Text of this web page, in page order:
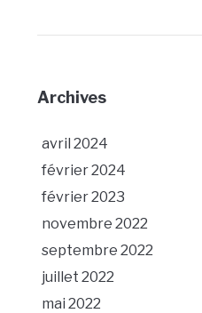
Archives
avril 2024
février 2024
février 2023
novembre 2022
septembre 2022
juillet 2022
mai 2022